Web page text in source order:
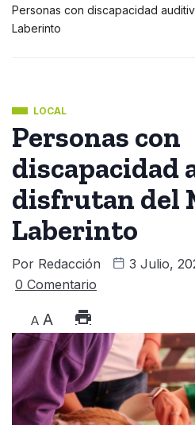
Personas con discapacidad
Laberinto
LOCAL
Personas con
discapacidad
disfrutan del
Laberinto
Por Redacción 3 Julio,
0 Comentario
A A